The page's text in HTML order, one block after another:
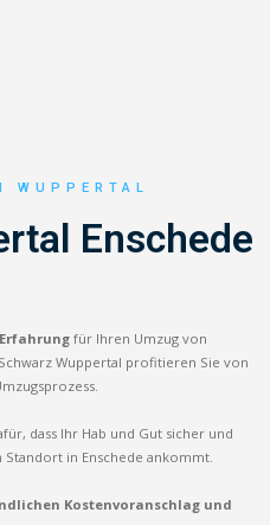
WUPPERTAL
Enschede
für Ihren Umzug von
Wuppertal profitieren Sie von
dass Ihr Hab und Gut sicher und
in Enschede ankommt.
Kostenvoranschlag und